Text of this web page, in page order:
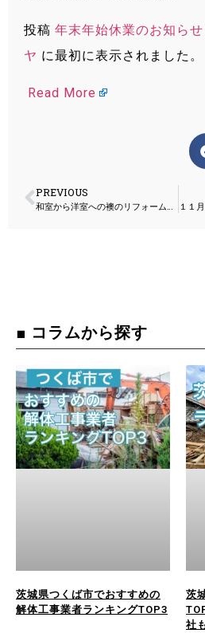
投稿 年末年始休業のお知らせ
ヤ に最初に表示されました。
Read More
PREVIOUS
■ コラムから探す
茨城県つくば市でおすすめの
解体工事業者ランキングTOP3
茨
社